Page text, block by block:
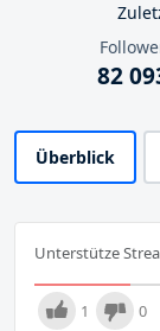
82
Überblick
Unterstütze
1 0